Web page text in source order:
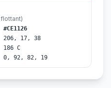
#CE1126
206, 17, 38
186 C
0, 92, 82, 19